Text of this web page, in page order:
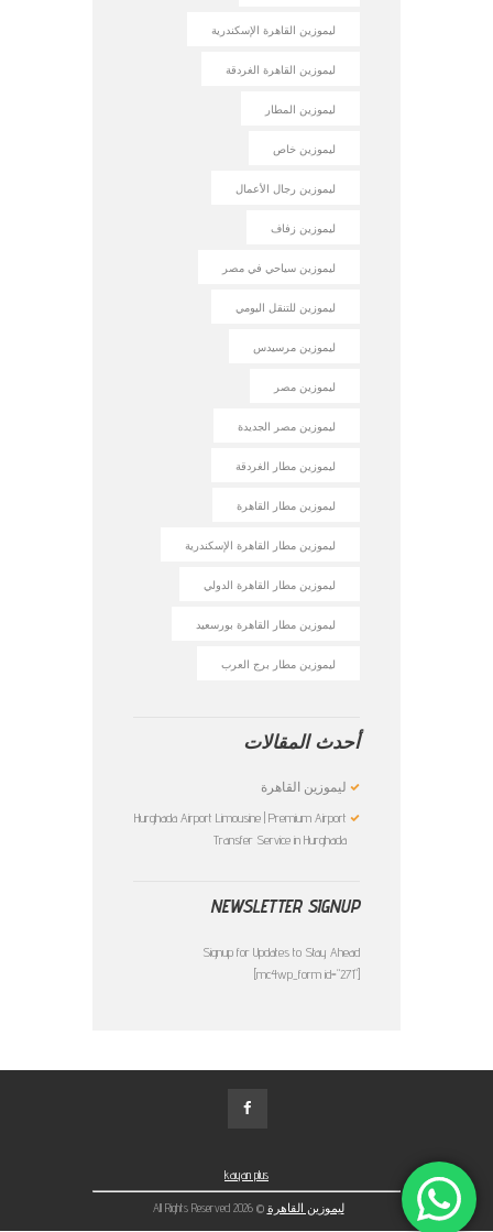
ليموزين القاهرة الإسكندرية
ليموزين القاهرة الغردقة
ليموزين المطار
ليموزين خاص
ليموزين رجال الأعمال
ليموزين زفاف
ليموزين سياحي في مصر
ليموزين للتنقل اليومي
ليموزين مرسيدس
ليموزين مصر
ليموزين مصر الجديدة
ليموزين مطار الغردقة
ليموزين مطار القاهرة
ليموزين مطار القاهرة الإسكندرية
ليموزين مطار القاهرة الدولي
ليموزين مطار القاهرة بورسعيد
ليموزين مطار برج العرب
أحدث المقالات
ليموزين القاهرة
Hurghada Airport Limousine | Premium Airport
Transfer Service in Hurghada
NEWSLETTER SIGNUP
Signup for Updates to Stay Ahead
[mc4wp_form id="271"]
kayan plus
ليموزين القاهرة © 2026 All Rights Reserved